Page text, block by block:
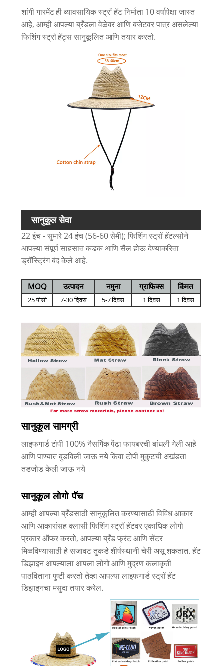
शांगी गारमेंट ही व्यावसायिक स्ट्रॉ हॅट निर्माता 10 वर्षापेक्षा जास्त
आहे, आम्ही आपल्या ब्रँडला वेळेवर आणि बजेटवर पात्र असलेल्या
फिशिंग स्ट्रॉ हॅट्स सानुकूलित आणि तयार करतो.
सानुकूल सेवा
22 इंच - सुमारे 24 इंच (56-60 सेमी); फिशिंग स्ट्रॉ हॅटल्सोने
आपल्या संपूर्ण साहसात कडक आणि सैल होऊ देण्याकरिता
ड्रॉस्ट्रिंग बंद केले आहे.
MOQ उत्पादन नमुना ग्राफिक्स किंमत
25 पीसी 7-30 दिवस 5-7 दिवस 1 दिवस 1 दिवस
सानुकूल सामग्री
लाइफगार्ड टोपी 100% नैसर्गिक पेंढा फायबरची बांधली गेली आहे
आणि पाण्यात बुडविली जाऊ नये किंवा टोपी मुकुटची अखंडता
तडजोड केली जाऊ नये
सानुकूल लोगो पॅच
आम्ही आपल्या ब्रँडसाठी सानुकूलित करण्यासाठी विविध आकार
आणि आकारांसह क्लासी फिशिंग स्ट्रॉ हॅटवर एकाधिक लोगो
प्रकार ऑफर करतो, आपल्या ब्रँड फ्रंट आणि सेंटर
मिळविण्यासाठी हे सजावट तुकडे शीर्षस्थानी चेरी असू शकतात. हॅट
डिझाइन आपल्याला आपला लोगो आणि मुद्रण कलाकृती
पाठविताना पुष्टी करतो तेव्हा आपल्या लाइफगार्ड स्ट्रॉ हॅट
डिझाइनचा मसुदा तयार करेल.